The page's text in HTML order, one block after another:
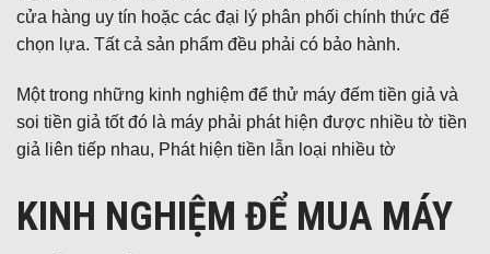
cửa hàng uy tín hoặc các đại lý phân phối chính thức để
chọn lựa. Tất cả sản phẩm đều phải có bảo hành.
Một trong những kinh nghiệm để thử máy đếm tiền giả và
soi tiền giả tốt đó là máy phải phát hiện được nhiều tờ tiền
giả liên tiếp nhau, Phát hiện tiền lẫn loại nhiều tờ
KINH NGHIỆM ĐỂ MUA MÁY